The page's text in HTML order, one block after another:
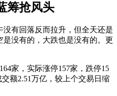
筹抢风头
没有回落反而拉升，但全天还是
没有的，大跌也是没有的。更
家，实际涨停157家，跌停15
额2.51万亿，较上个交易日缩